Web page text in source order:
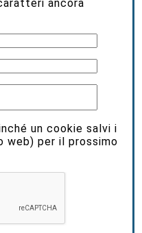
ancora
un cookie salvi i
web) per il prossimo